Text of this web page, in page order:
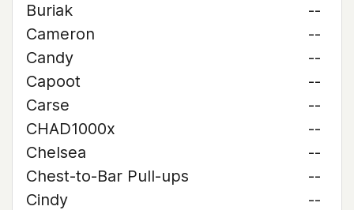
Buriak
--
Cameron
--
Candy
--
Capoot
--
Carse
--
CHAD1000x
--
Chelsea
--
Chest-to-Bar Pull-ups
--
Cindy
--